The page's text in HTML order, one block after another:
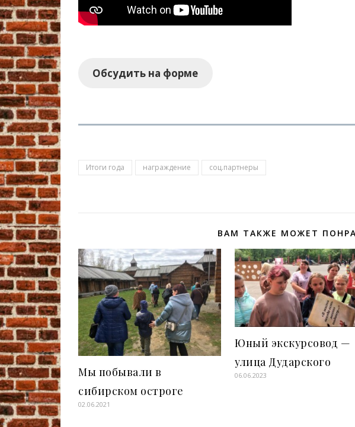
Обсудить на форме
Итоги года награждение соц.партнеры
ВАМ ТАКЖЕ МОЖЕТ
Мы побывали в
сибирском остроге
02.06.2021
Юный экскурсовод —
улица Дударского
06.06.2023